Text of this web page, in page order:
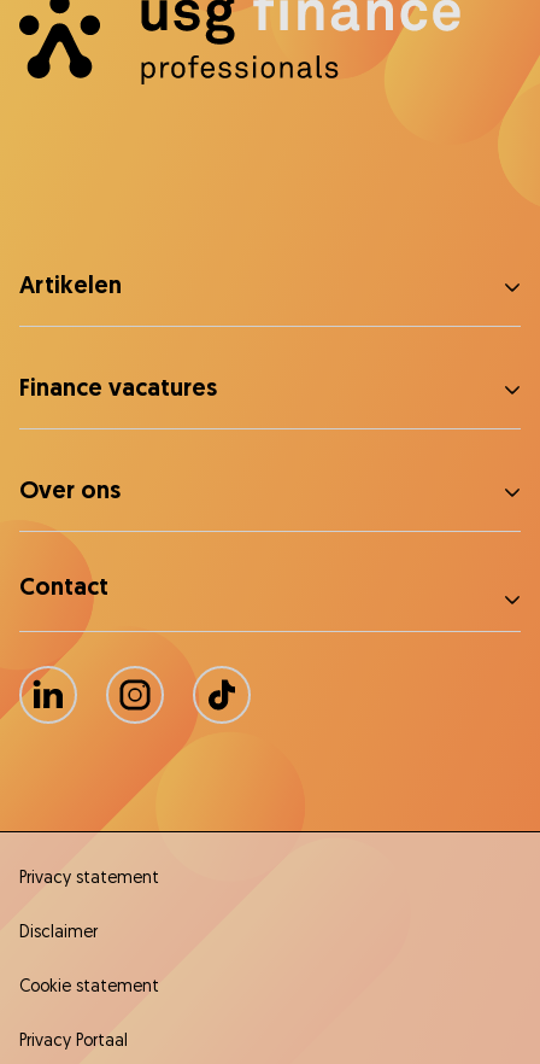
Artikelen
Finance vacatures
Over ons
Contact
LinkedIn Instagram TikTok
Privacy statement
Disclaimer
Cookie statement
Privacy Portaal